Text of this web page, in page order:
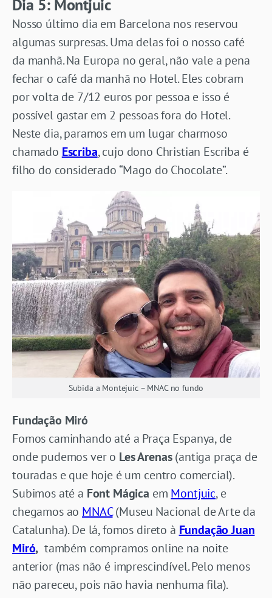
Dia 5: Montjuic
Nosso último dia em Barcelona nos reservou
algumas surpresas. Uma delas foi o nosso café
da manhã. Na Europa no geral, não vale a pena
fechar o café da manhã no Hotel. Eles cobram
por volta de 7/12 euros por pessoa e isso é
possível gastar em 2 pessoas fora do Hotel.
Neste dia, paramos em um lugar charmoso
chamado Escriba, cujo dono Christian Escriba é
filho do considerado “Mago do Chocolate”.
Subida a Montejuic – MNAC no fundo
Fundação Miró
Fomos caminhando até a Praça Espanya, de
onde pudemos ver o Les Arenas(antiga praça de
touradas e que hoje é um centro comercial).
Subimos até a Font Mágica em Montjuic, e
chegamos ao MNAC(Museu Nacional de Arte da
Catalunha). De lá, fomos direto à Fundação Juan
Miró, também compramos online na noite
anterior (mas não é imprescindível. Pelo menos
não pareceu, pois não havia nenhuma fila).